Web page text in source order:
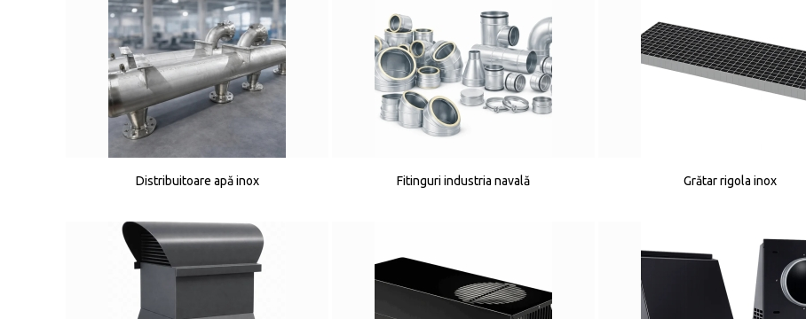
Distribuitoare apă inox Fitinguri industria navală Grătar rigola inox